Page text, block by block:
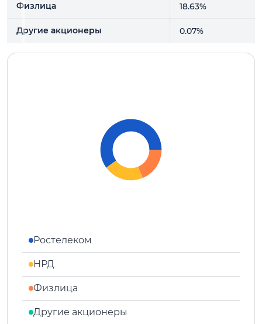
Физлица 18.63%
Другие акционеры 0.07%
Ростелеком
НРД
Физлица
Другие акционеры